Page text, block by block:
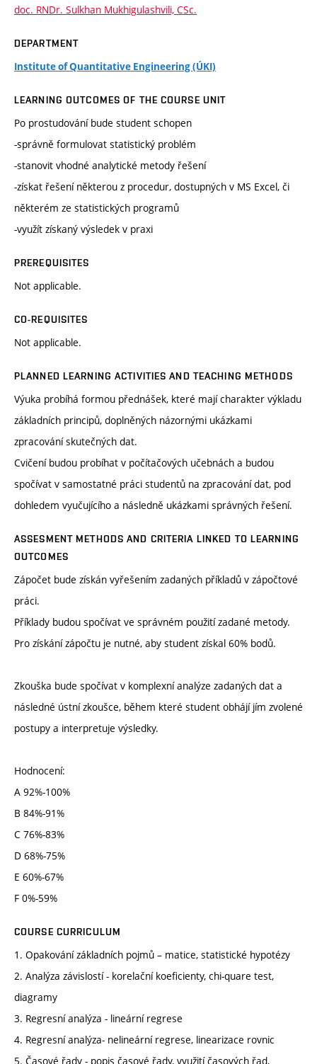
doc. RNDr. Sulkhan Mukhigulashvili, CSc.
DEPARTMENT
Institute of Quantitative Engineering (ÚKI)
LEARNING OUTCOMES OF THE COURSE UNIT
Po prostudování bude student schopen
-správně formulovat statistický problém
-stanovit vhodné analytické metody řešení
-získat řešení některou z procedur, dostupných v MS Excel, či
některém ze statistických programů
-využít získaný výsledek v praxi
PREREQUISITES
Not applicable.
CO-REQUISITES
Not applicable.
PLANNED LEARNING ACTIVITIES AND TEACHING METHODS
Výuka probíhá formou přednášek, které mají charakter výkladu
základních principů, doplněných názornými ukázkami
zpracování skutečných dat.
Cvičení budou probíhat v počítačových učebnách a budou
spočívat v samostatné práci studentů na zpracování dat, pod
dohledem vyučujícího a následně ukázkami správných řešení.
ASSESMENT METHODS AND CRITERIA LINKED TO LEARNING
OUTCOMES
Zápočet bude získán vyřešením zadaných příkladů v zápočtové
práci.
Příklady budou spočívat ve správném použití zadané metody.
Pro získání zápočtu je nutné, aby student získal 60% bodů.
Zkouška bude spočívat v komplexní analýze zadaných dat a
následné ústní zkoušce, během které student obhájí jím zvolené
postupy a interpretuje výsledky.
Hodnocení:
A 92%-100%
B 84%-91%
C 76%-83%
D 68%-75%
E 60%-67%
F 0%-59%
COURSE CURRICULUM
1. Opakování základních pojmů – matice, statistické hypotézy
2. Analýza závislostí - korelační koeficienty, chi-quare test,
diagramy
3. Regresní analýza - lineární regrese
4. Regresní analýza- nelineární regrese, linearizace rovnic
5. Časové řady - popis časové řady, využití časových řad,